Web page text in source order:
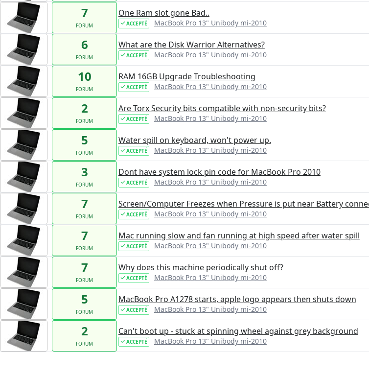
7
FORUM
One Ram slot gone Bad..
ACCEPTÉ MacBook Pro 13" Unibody mi-2010
6
FORUM
What are the Disk Warrior Alternatives?
ACCEPTÉ MacBook Pro 13" Unibody mi-2010
10
FORUM
RAM 16GB Upgrade Troubleshooting
ACCEPTÉ MacBook Pro 13" Unibody mi-2010
2
FORUM
Are Torx Security bits compatible with non-security bits?
ACCEPTÉ MacBook Pro 13" Unibody mi-2010
5
FORUM
Water spill on keyboard, won't power up.
ACCEPTÉ MacBook Pro 13" Unibody mi-2010
3
FORUM
Dont have system lock pin code for MacBook Pro 2010
ACCEPTÉ MacBook Pro 13" Unibody mi-2010
7
FORUM
Screen/Computer Freezes when Pressure is put near Battery
ACCEPTÉ MacBook Pro 13" Unibody mi-2010
7
FORUM
Mac running slow and fan running at high speed after water spill
ACCEPTÉ MacBook Pro 13" Unibody mi-2010
7
FORUM
Why does this machine periodically shut off?
ACCEPTÉ MacBook Pro 13" Unibody mi-2010
5
FORUM
MacBook Pro A1278 starts, apple logo appears then shuts down
ACCEPTÉ MacBook Pro 13" Unibody mi-2010
2
FORUM
Can't boot up - stuck at spinning wheel against grey background
ACCEPTÉ MacBook Pro 13" Unibody mi-2010